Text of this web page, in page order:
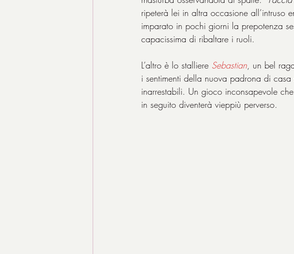
ripeterà lei in altra occasione all’intruso
imparato in pochi giorni la prepotenza
capacissima di ribaltare i ruoli.
L’altro è lo stalliere Sebastian , un bel
i sentimenti della nuova padrona di
inarrestabili. Un gioco inconsapevole
in seguito diventerà vieppiù perverso.